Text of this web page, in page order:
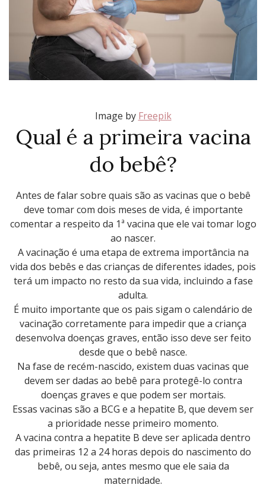
Image by Freepik
Qual é a primeira vacina
do bebê?
Antes de falar sobre quais são as vacinas que o bebê
deve tomar com dois meses de vida, é importante
comentar a respeito da 1ª vacina que ele vai tomar logo
ao nascer.
A vacinação é uma etapa de extrema importância na
vida dos bebês e das crianças de diferentes idades, pois
terá um impacto no resto da sua vida, incluindo a fase
adulta.
É muito importante que os pais sigam o calendário de
vacinação corretamente para impedir que a criança
desenvolva doenças graves, então isso deve ser feito
desde que o bebê nasce.
Na fase de recém-nascido, existem duas vacinas que
devem ser dadas ao bebê para protegê-lo contra
doenças graves e que podem ser mortais.
Essas vacinas são a BCG e a hepatite B, que devem ser
a prioridade nesse primeiro momento.
A vacina contra a hepatite B deve ser aplicada dentro
das primeiras 12 a 24 horas depois do nascimento do
bebê, ou seja, antes mesmo que ele saia da
maternidade.